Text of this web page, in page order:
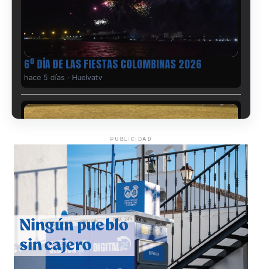
6º DÍA DE LAS FIESTAS COLOMBINAS 2026
hace 5 días · Huelvatv
QUINTA CORRIDA DE LAS FIESTAS COLOMBINAS
2026
hace 6 días·Huelvatv
PUBLICIDAD